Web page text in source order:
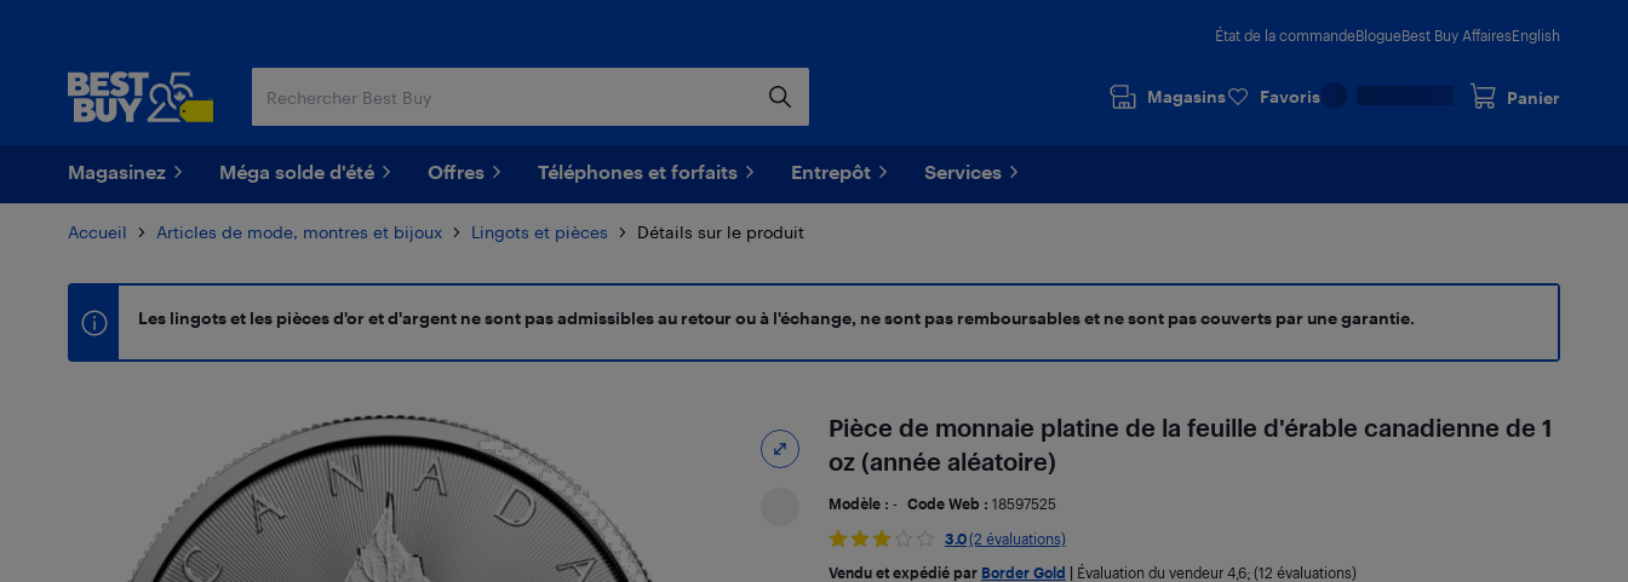
État de la commandeBlogueBest Buy AffairesEnglish
Magasins Favoris Panier
Magasinez Méga solde d'été Offres Téléphones et forfaits Entrepôt Services
Accueil Articles de mode, montres et bijoux Lingots et pièces Détails sur le produit
Les lingots et les pièces d'or et d'argent ne sont pas admissibles au retour ou à l'échange, ne sont pas remboursables et ne sont pas couverts par une garantie.
Pièce de monnaie platine de la feuille d'érable canadienne de 1
oz (année aléatoire)
Modèle : - Code Web : 18597525
3.0(2 évaluations)
Vendu et expédié par Border Gold Évaluation du vendeur 4,6; (12 évaluations)